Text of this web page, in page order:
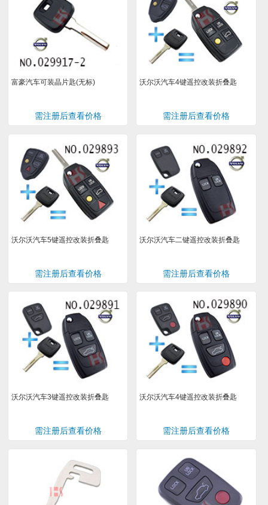
富豪汽车可装晶片匙(无标)
需注册后查看价格
沃尔沃汽车4键遥控改装折叠匙
需注册后查看价格
沃尔沃汽车5键遥控改装折叠匙
需注册后查看价格
沃尔沃汽车二键遥控改装折叠匙
需注册后查看价格
沃尔沃汽车3键遥控改装折叠匙
需注册后查看价格
沃尔沃汽车4键遥控改装折叠匙
需注册后查看价格